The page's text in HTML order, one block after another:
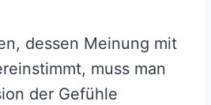
dessen Meinung mit
muss man
der Gefühle